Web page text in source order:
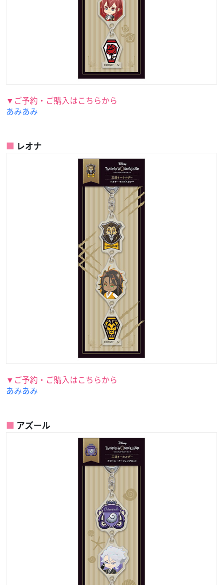
▼ご予約・ご購入はこちらから
あみあみ
レオナ
▼ご予約・ご購入はこちらから
あみあみ
アズール